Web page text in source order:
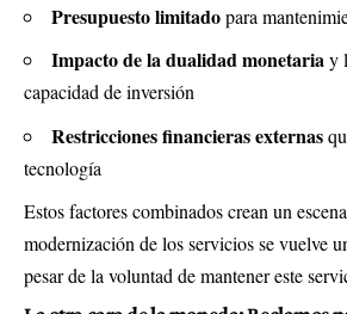
Presupuesto limitadopara
Impacto de la dualidad monetariay
capacidad de inversión
Restricciones financieras externas
tecnología
Estos factores combinados crean un
modernización de los servicios se vuelve
pesar de la voluntad de mantener este